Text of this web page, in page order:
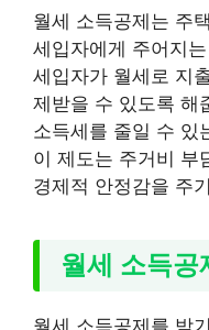
월세 소득공제는 주
세입자에게 주어지
세입자가 월세로 지
제받을 수 있도록 해
소득세를 줄일 수 있
이 제도는 주거비 부
경제적 안정감을 주
월세 소득공
월세 소득공제를 받